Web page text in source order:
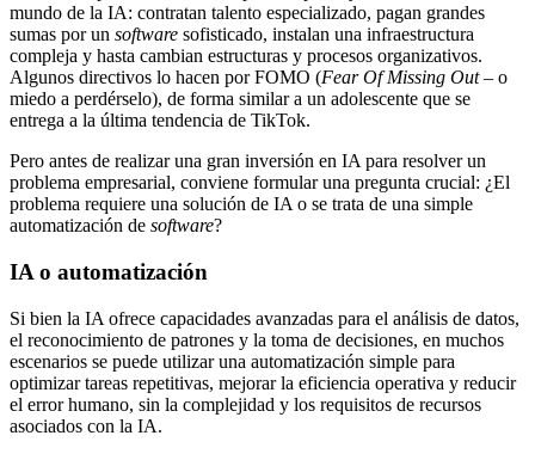
mundo de la IA: contratan talento especializado, pagan grandes
sumas por un software sofisticado, instalan una infraestructura
compleja y hasta cambian estructuras y procesos organizativos.
Algunos directivos lo hacen por FOMO (Fear Of Missing Out – o
miedo a perdérselo), de forma similar a un adolescente que se
entrega a la última tendencia de TikTok.
Pero antes de realizar una gran inversión en IA para resolver un
problema empresarial, conviene formular una pregunta crucial: ¿El
problema requiere una solución de IA o se trata de una simple
automatización de software?
IA o automatización
Si bien la IA ofrece capacidades avanzadas para el análisis de datos,
el reconocimiento de patrones y la toma de decisiones, en muchos
escenarios se puede utilizar una automatización simple para
optimizar tareas repetitivas, mejorar la eficiencia operativa y reducir
el error humano, sin la complejidad y los requisitos de recursos
asociados con la IA.